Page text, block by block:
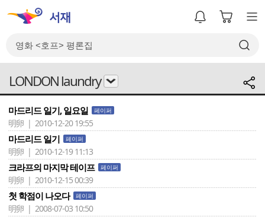
LONDON laundry
마드리드 일기, 일요일 페이퍼
明卵 | 2010-12-20 19:55
마드리드 일기 페이퍼
明卵 | 2010-12-19 11:13
크라프의 마지막 테이프 페이퍼
明卵 | 2010-12-15 00:39
첫 학점이 나오다 페이퍼
明卵 | 2008-07-03 10:50